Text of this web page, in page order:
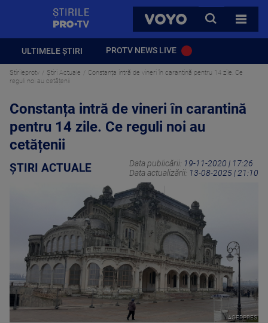
VOYO
CAUTA
TOATE
ULTIMELE ȘTIRI PROTV NEWS LIVE
Stirileprotv Știri Actuale
Constanța intră de vineri în carantină pentru 14 zile. Ce
reguli noi au cetățenii
Constanța intră de vineri în carantină
pentru 14 zile. Ce reguli noi au
cetățenii
ȘTIRI ACTUALE Data publicării: 19-11-2020 | 17:26
Data actualizării: 13-08-2025 | 21:10
AGERPRES